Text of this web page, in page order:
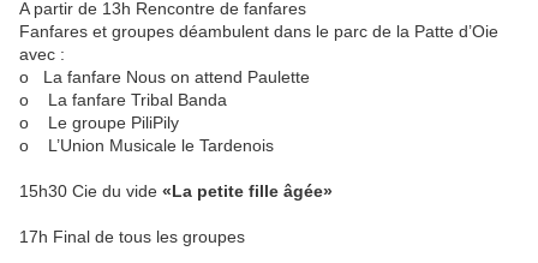
A partir de 13h Rencontre de fanfares
Fanfares et groupes déambulent dans le parc de la Patte d’Oie
avec :
o La fanfare Nous on attend Paulette
o La fanfare Tribal Banda
o Le groupe PiliPily
o L’Union Musicale le Tardenois
15h30 Cie du vide «La petite fille âgée»
17h Final de tous les groupes